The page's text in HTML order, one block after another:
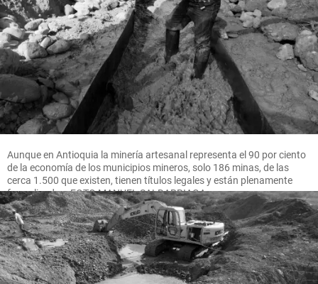
Aunque en Antioquia la minería artesanal representa el 90 por ciento
de la economía de los municipios mineros, solo 186 minas, de las
cerca 1.500 que existen, tienen títulos legales y están plenamente
formalizadas. FOTO MANUEL SALDARRIAGA